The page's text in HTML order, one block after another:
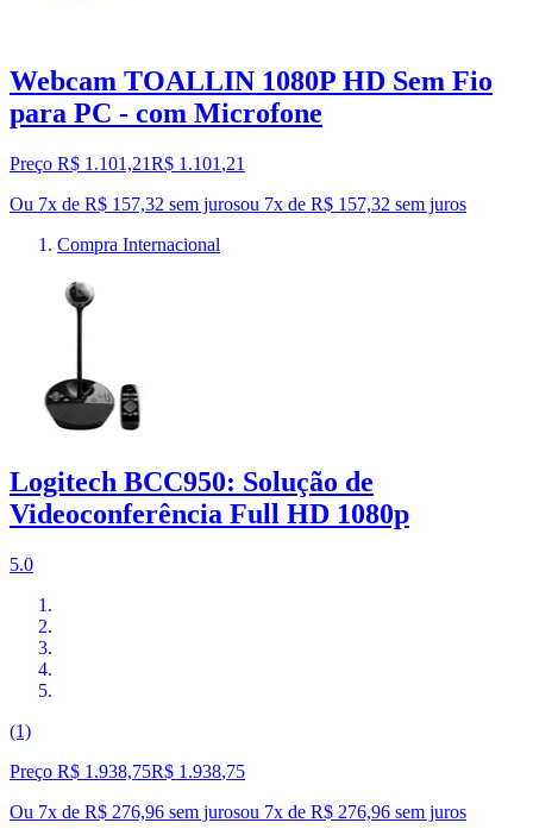
Webcam TOALLIN 1080P HD Sem Fio
para PC - com Microfone
Preço R$ 1.101,21R$ 1.101 ,21
Ou 7x de R$ 157,32 sem jurosou 7x de R$ 157,32 sem juros
Compra Internacional
Logitech BCC950: Solução de
Videoconferência Full HD 1080p
5.0
(1)
Preço R$ 1.938,75R$ 1.938,75
Ou 7x de R$ 276,96 sem jurosou 7x de R$ 276,96 sem juros